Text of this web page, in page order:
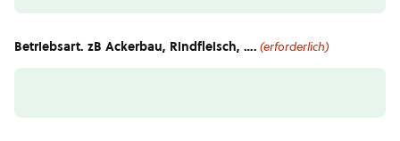
Betriebsart. zB Ackerbau, Rindfleisch, …. (erforderlich)